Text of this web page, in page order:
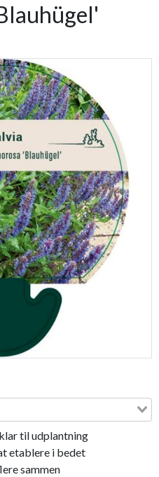
til udplantning
etablere i bedet
sammen